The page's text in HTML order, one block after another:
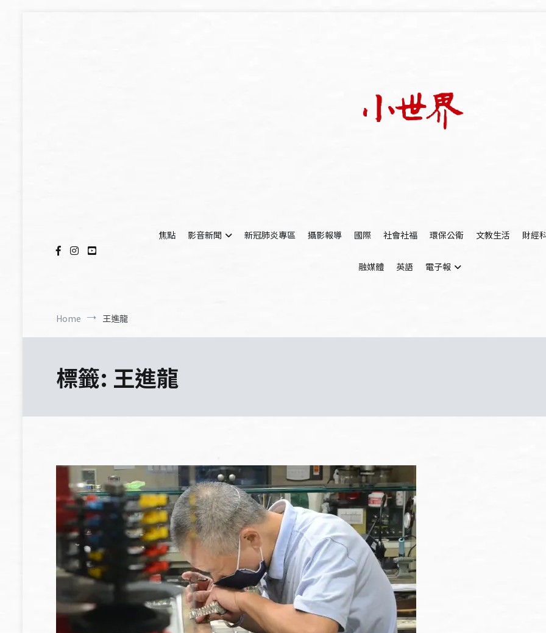
焦點
影音新聞 新冠肺炎專區 攝影報導 國際 社會社福 環保公衛 文教生活 財經
融媒體 英語 電子報
Home 王進龍
標籤: 王進龍